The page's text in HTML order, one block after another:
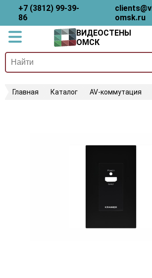
+7 (3812) 99-39-
86
omsk.ru
ВИДЕОСТЕНЫ
ОМСК
Главная Каталог AV-коммутация